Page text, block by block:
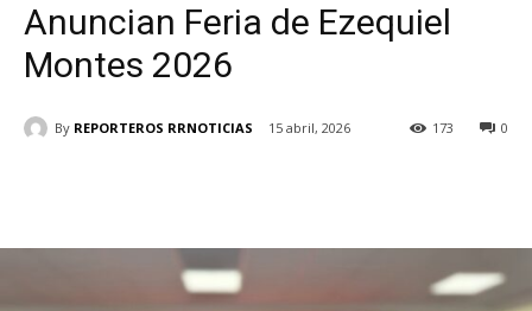
Anuncian Feria de Ezequiel
Montes 2026
By REPORTEROS RRNOTICIAS 15 abril, 2026 0
173